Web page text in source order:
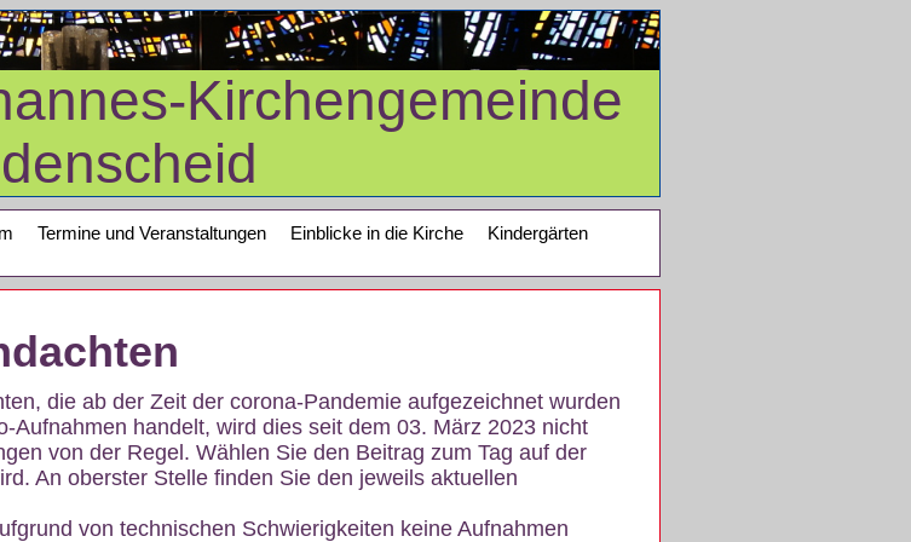
Kirchengemeinde
Termine und Veranstaltungen Einblicke in die Kirche
Kindergärten
die ab der Zeit der corona-Pandemie aufgezeichnet wurden
Aufnahmen handelt, wird dies seit dem 03. März 2023 nicht
von der Regel. Wählen Sie den Beitrag zum Tag auf der
An oberster Stelle finden Sie den jeweils aktuellen
von technischen Schwierigkeiten keine Aufnahmen